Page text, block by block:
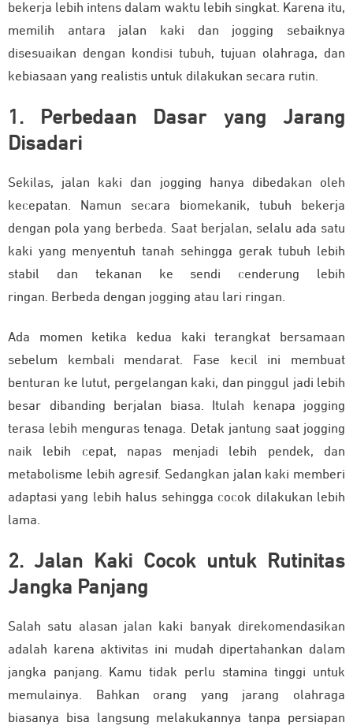
bekerja lebih intens dalam waktu lebih singkat. Karena itu,
memilih antara jalan kaki dan jogging sebaiknya
disesuaikan dengan kondisi tubuh, tujuan olahraga, dan
kebiasaan yang realistis untuk dilakukan secara rutin.
1. Perbedaan Dasar yang Jarang
Disadari
Sekilas, jalan kaki dan jogging hanya dibedakan oleh
kecepatan. Namun secara biomekanik, tubuh bekerja
dengan pola yang berbeda. Saat berjalan, selalu ada satu
kaki yang menyentuh tanah sehingga gerak tubuh lebih
stabil dan tekanan ke sendi cenderung lebih
ringan. Berbeda dengan jogging atau lari ringan.
Ada momen ketika kedua kaki terangkat bersamaan
sebelum kembali mendarat. Fase kecil ini membuat
benturan ke lutut, pergelangan kaki, dan pinggul jadi lebih
besar dibanding berjalan biasa. Itulah kenapa jogging
terasa lebih menguras tenaga. Detak jantung saat jogging
naik lebih cepat, napas menjadi lebih pendek, dan
metabolisme lebih agresif. Sedangkan jalan kaki memberi
adaptasi yang lebih halus sehingga cocok dilakukan lebih
lama.
2. Jalan Kaki Cocok untuk Rutinitas
Jangka Panjang
Salah satu alasan jalan kaki banyak direkomendasikan
adalah karena aktivitas ini mudah dipertahankan dalam
jangka panjang. Kamu tidak perlu stamina tinggi untuk
memulainya. Bahkan orang yang jarang olahraga
biasanya bisa langsung melakukannya tanpa persiapan